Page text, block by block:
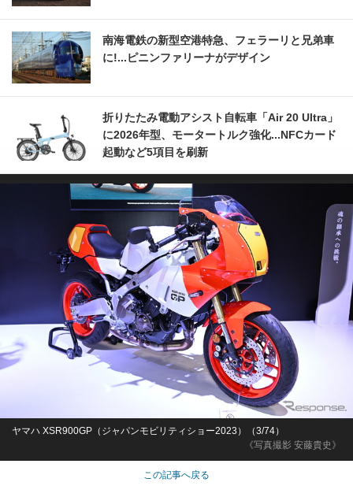
南海電鉄の新型空港特急、フェラーリと兄弟車
に!...ピニンファリーナがデザイン
折りたたみ電動アシスト自転車「Air 20 Ultra」
に2026年型、モータートルク強化...NFCカード
起動など5項目を刷新
《写真撮影 安藤貴史》
ヤマハ XSR900GP（ジャパンモビリティショー2023）（3/74）
この記事へ戻る